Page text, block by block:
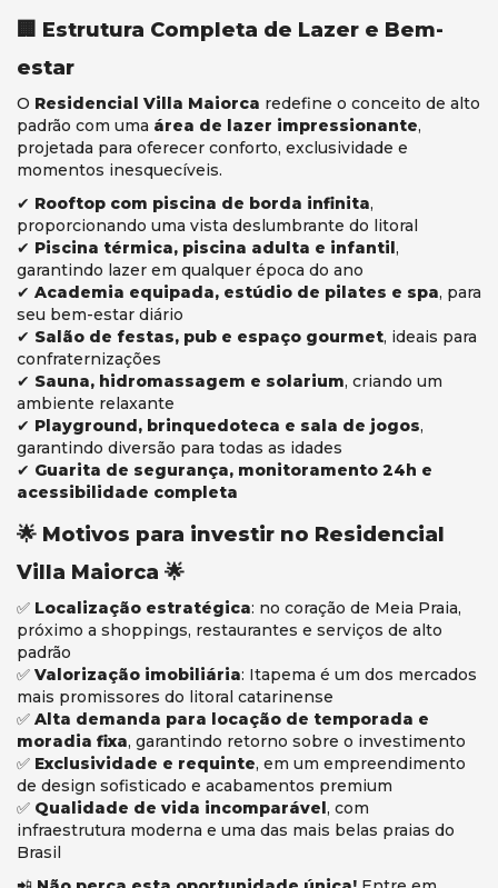
🏢 Estrutura Completa de Lazer e Bem-
estar
O Residencial Villa Maiorca redefine o conceito de alto
padrão com uma área de lazer impressionante,
projetada para oferecer conforto, exclusividade e
momentos inesquecíveis.
✔ Rooftop com piscina de borda infinita,
proporcionando uma vista deslumbrante do litoral
✔ Piscina térmica, piscina adulta e infantil ,
garantindo lazer em qualquer época do ano
✔ Academia equipada, estúdio de pilates e spa, para
seu bem-estar diário
✔ Salão de festas, pub e espaço gourmet, ideais para
confraternizações
✔ Sauna, hidromassagem e solarium, criando um
ambiente relaxante
✔ Playground, brinquedoteca e sala de jogos,
garantindo diversão para todas as idades
✔ Guarita de segurança, monitoramento 24h e
acessibilidade completa
🌟 Motivos para investir no Residencial
Villa Maiorca 🌟
✅ Localização estratégica: no coração de Meia Praia,
próximo a shoppings, restaurantes e serviços de alto
padrão
✅ Valorização imobiliária: Itapema é um dos mercados
mais promissores do litoral catarinense
✅ Alta demanda para locação de temporada e
moradia fixa, garantindo retorno sobre o investimento
✅ Exclusividade e requinte, em um empreendimento
de design sofisticado e acabamentos premium
✅ Qualidade de vida incomparável, com
infraestrutura moderna e uma das mais belas praias do
Brasil